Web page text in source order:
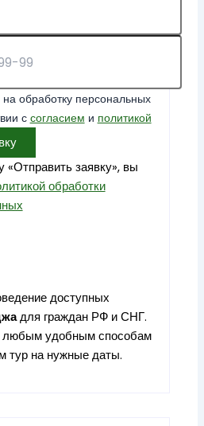
обработку персональных
с согласием и политикой
«Отправить заявку», вы
обработки
доступных
для граждан РФ и СНГ.
любым удобным способам
тур на нужные даты.